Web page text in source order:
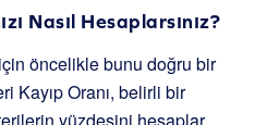
Nasıl Hesaplarsınız?
öncelikle bunu doğru bir
Kayıp Oranı, belirli bir